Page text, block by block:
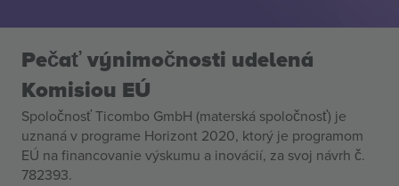
Pečať výnimočnosti udelená
Komisiou EÚ
Spoločnosť Ticombo GmbH (materská spoločnosť) je
uznaná v programe Horizont 2020, ktorý je programom
EÚ na financovanie výskumu a inovácií, za svoj návrh č.
782393.